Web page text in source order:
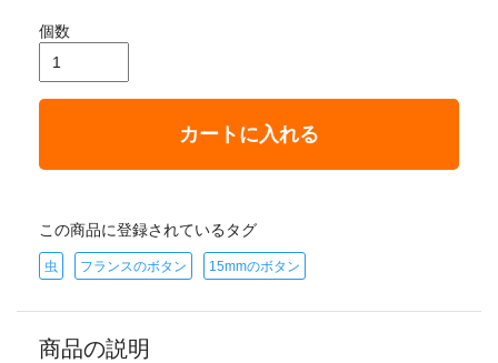
個数
カートに入れる
この商品に登録されているタグ
虫 フランスのボタン 15mmのボタン
商品の説明